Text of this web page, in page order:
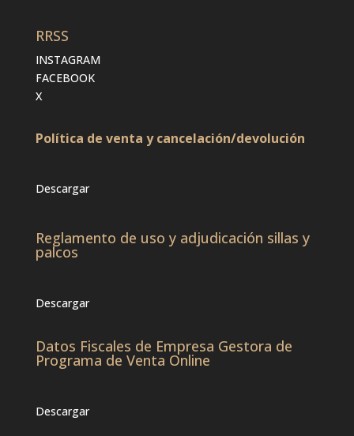
RRSS
INSTAGRAM
FACEBOOK
X
Política de venta y cancelación/devolución
Descargar
Reglamento de uso y adjudicación sillas y
palcos
Descargar
Datos Fiscales de Empresa Gestora de
Programa de Venta Online
Descargar